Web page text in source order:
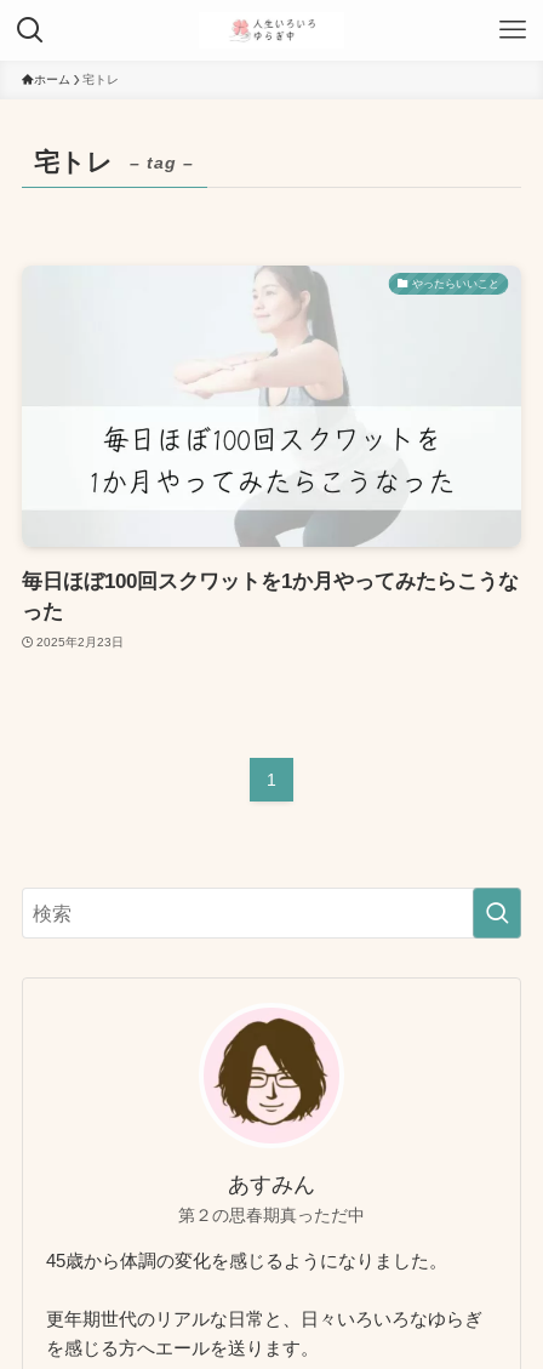
ホーム 宅トレ
宅トレ – tag –
やったらいいこと
毎日ほぼ100回スクワットを1か月やってみたらこうな
った
2025年2月23日
1
あすみん
第２の思春期真っただ中
45歳から体調の変化を感じるようになりました。
更年期世代のリアルな日常と、日々いろいろなゆらぎ
を感じる方へエールを送ります。